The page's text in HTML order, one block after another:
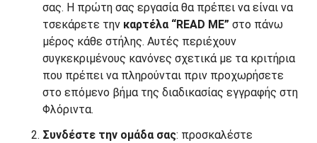
σας. Η πρώτη σας εργασία θα πρέπει να είναι να
τσεκάρετε την καρτέλα “READ ME” στο πάνω
μέρος κάθε στήλης. Αυτές περιέχουν
συγκεκριμένους κανόνες σχετικά με τα κριτήρια
που πρέπει να πληρούνται πριν προχωρήσετε
στο επόμενο βήμα της διαδικασίας εγγραφής στη
Φλόριντα.
Συνδέστε την ομάδα σας: προσκαλέστε